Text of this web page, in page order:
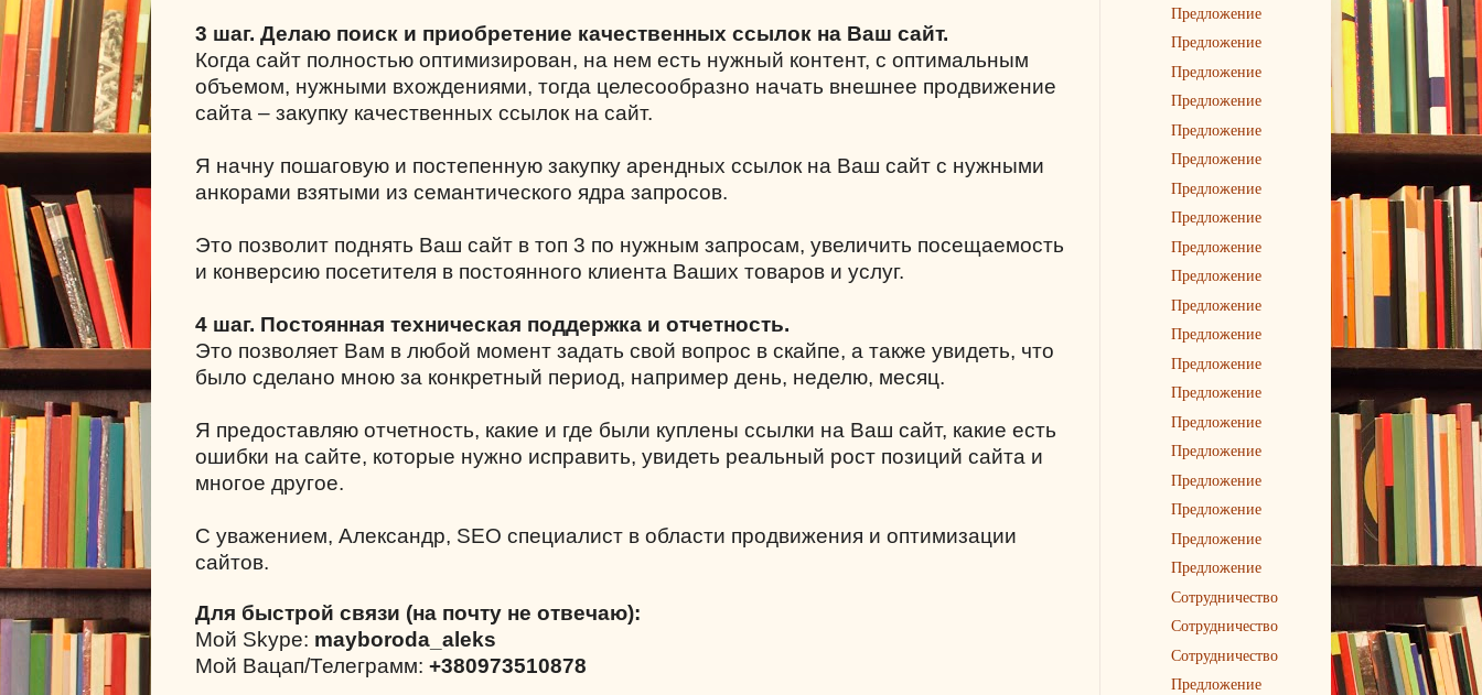
3 шаг. Делаю поиск и приобретение качественных ссылок на Ваш сайт.
Когда сайт полностью оптимизирован, на нем есть нужный контент, с оптимальным
объемом, нужными вхождениями, тогда целесообразно начать внешнее продвижение
сайта – закупку качественных ссылок на сайт.
Я начну пошаговую и постепенную закупку арендных ссылок на Ваш сайт с нужными
анкорами взятыми из семантического ядра запросов.
Это позволит поднять Ваш сайт в топ 3 по нужным запросам, увеличить посещаемость
и конверсию посетителя в постоянного клиента Ваших товаров и услуг.
4 шаг. Постоянная техническая поддержка и отчетность.
Это позволяет Вам в любой момент задать свой вопрос в скайпе, а также увидеть, что
было сделано мною за конкретный период, например день, неделю, месяц.
Я предоставляю отчетность, какие и где были куплены ссылки на Ваш сайт, какие есть
ошибки на сайте, которые нужно исправить, увидеть реальный рост позиций сайта и
многое другое.
С уважением, Александр, SEO специалист в области продвижения и оптимизации
сайтов.
Для быстрой связи (на почту не отвечаю):
Мой Skype: mayboroda_aleks
Мой Вацап/Телеграмм: +380973510878
Предложение
Предложение
Предложение
Предложение
Предложение
Предложение
Предложение
Предложение
Предложение
Предложение
Предложение
Предложение
Предложение
Предложение
Предложение
Предложение
Предложение
Предложение
Предложение
Предложение
Сотрудничество
Сотрудничество
Сотрудничество
Предложение